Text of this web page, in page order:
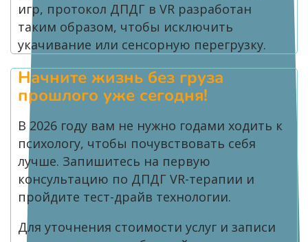
игр, протокол ДПДГ в VR разработан
таким образом, чтобы исключить
укачивание или сенсорную перегрузку.
Начните жизнь без груза
прошлого уже сегодня!
В 2026 году вам не нужно годами ходить к
психологу, чтобы почувствовать себя
лучше. Запишитесь на первую
консультацию по ДПДГ VR-терапии и
пройдите тест-драйв технологии.
Для уточнения стоимости услуг и записи